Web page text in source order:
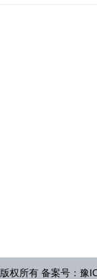
权所有 备案号：豫